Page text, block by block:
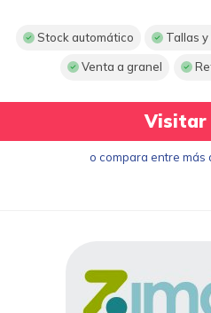
Stock automático Tallas
Venta a granel
Visitar
o compara entre más